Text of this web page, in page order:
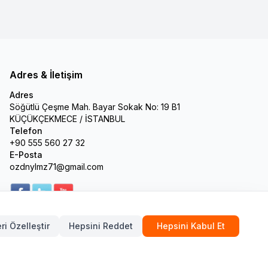
Adres & İletişim
Adres
Söğütlü Çeşme Mah. Bayar Sokak No: 19 B1
KÜÇÜKÇEKMECE / İSTANBUL
Telefon
+90 555 560 27 32
E-Posta
ozdnylmz71@gmail.com
Özelleştir Hepsini Reddet Hepsini Kabul Et